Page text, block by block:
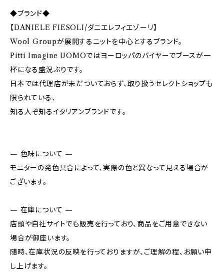
◆ブランド◆
【DANIELE FIESOLI/ダニエレフィエゾーリ】
Wool Groupが展開するニットを中心とするブランド。
Pitti Imagine UOMOではヨーロッパのバイヤーでブースが一
杯になる盛況ぶりです。
日本では代理店が未だついておらず、取り扱うセレクトショップも
限られている、
知る人ぞ知るイタリアンブランドです。
— 色味について —
モニターの発色具合によって、実際の色と異なって見える場合が
ございます。
— 在庫について —
店頭や自社サイトでも販売を行っており、商品をご用意できない
場合が御座います。
随時、在庫状況の反映を行っておりますが、ご理解の程、お願い申
し上げます。